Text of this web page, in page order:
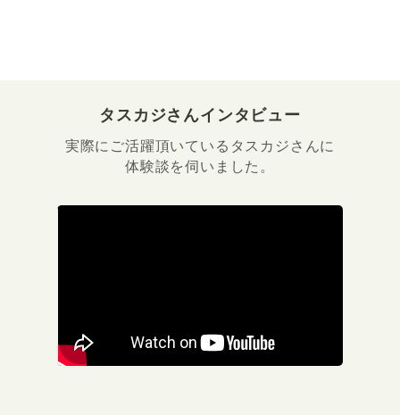
タスカジさんインタビュー
実際にご活躍頂いているタスカジさんに
体験談を伺いました。